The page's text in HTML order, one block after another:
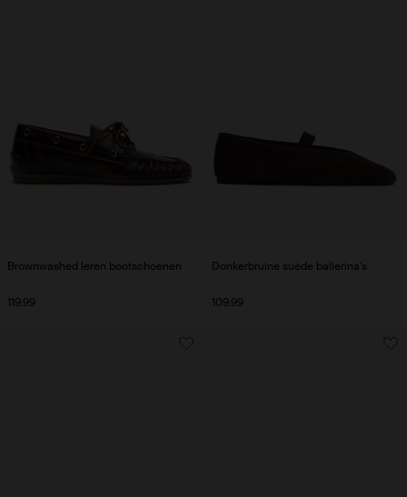
Brownwashed leren bootschoenen
119.99
Donkerbruine suède ballerina's
109.99